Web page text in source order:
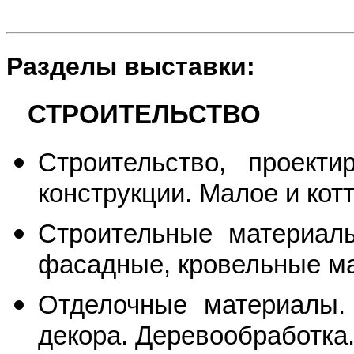
Разделы выставки:
СТРОИТЕЛЬСТВО
Строительство,
конструкции. Малое и
Строительные
фасадные, кровельные
Отделочные
декора. Деревообработка.